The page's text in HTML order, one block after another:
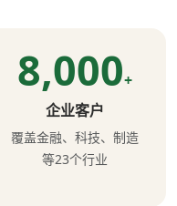
8,000+
企业客户
覆盖金融、科技、制造
等23个行业